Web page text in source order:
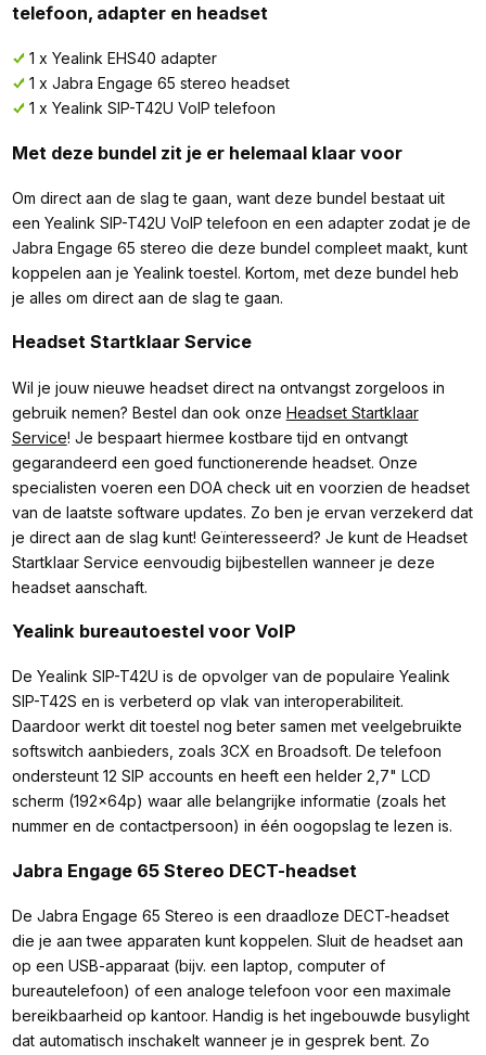
telefoon, adapter en headset
1 x Yealink EHS40 adapter
1 x Jabra Engage 65 stereo headset
1 x Yealink SIP-T42U VoIP telefoon
Met deze bundel zit je er helemaal klaar voor
Om direct aan de slag te gaan, want deze bundel bestaat uit
een Yealink SIP-T42U VoIP telefoon en een adapter zodat je de
Jabra Engage 65 stereo die deze bundel compleet maakt, kunt
koppelen aan je Yealink toestel. Kortom, met deze bundel heb
je alles om direct aan de slag te gaan.
Headset Startklaar Service
Wil je jouw nieuwe headset direct na ontvangst zorgeloos in
gebruik nemen? Bestel dan ook onze Headset Startklaar
Service! Je bespaart hiermee kostbare tijd en ontvangt
gegarandeerd een goed functionerende headset. Onze
specialisten voeren een DOA check uit en voorzien de headset
van de laatste software updates. Zo ben je ervan verzekerd dat
je direct aan de slag kunt! Geïnteresseerd? Je kunt de Headset
Startklaar Service eenvoudig bijbestellen wanneer je deze
headset aanschaft.
Yealink bureautoestel voor VoIP
De Yealink SIP-T42U is de opvolger van de populaire Yealink
SIP-T42S en is verbeterd op vlak van interoperabiliteit.
Daardoor werkt dit toestel nog beter samen met veelgebruikte
softswitch aanbieders, zoals 3CX en Broadsoft. De telefoon
ondersteunt 12 SIP accounts en heeft een helder 2,7" LCD
scherm (192x64p) waar alle belangrijke informatie (zoals het
nummer en de contactpersoon) in één oogopslag te lezen is.
Jabra Engage 65 Stereo DECT-headset
De Jabra Engage 65 Stereo is een draadloze DECT-headset
die je aan twee apparaten kunt koppelen. Sluit de headset aan
op een USB-apparaat (bijv. een laptop, computer of
bureautelefoon) of een analoge telefoon voor een maximale
bereikbaarheid op kantoor. Handig is het ingebouwde busylight
dat automatisch inschakelt wanneer je in gesprek bent. Zo